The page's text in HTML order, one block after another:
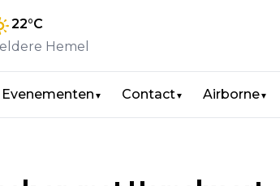
22°C
Hemel
Evenementen ▼ Contact▼ Airborne▼